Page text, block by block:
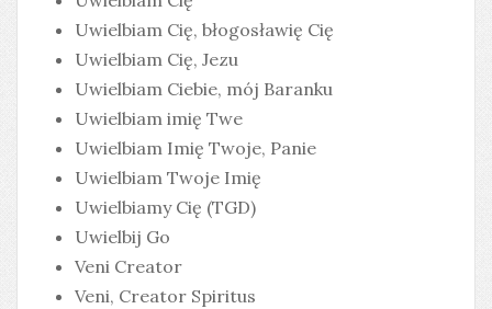
Uwielbiam Cię, błogosławię Cię
Uwielbiam Cię, Jezu
Uwielbiam Ciebie, mój Baranku
Uwielbiam imię Twe
Uwielbiam Imię Twoje, Panie
Uwielbiam Twoje Imię
Uwielbiamy Cię (TGD)
Uwielbij Go
Veni Creator
Veni, Creator Spiritus